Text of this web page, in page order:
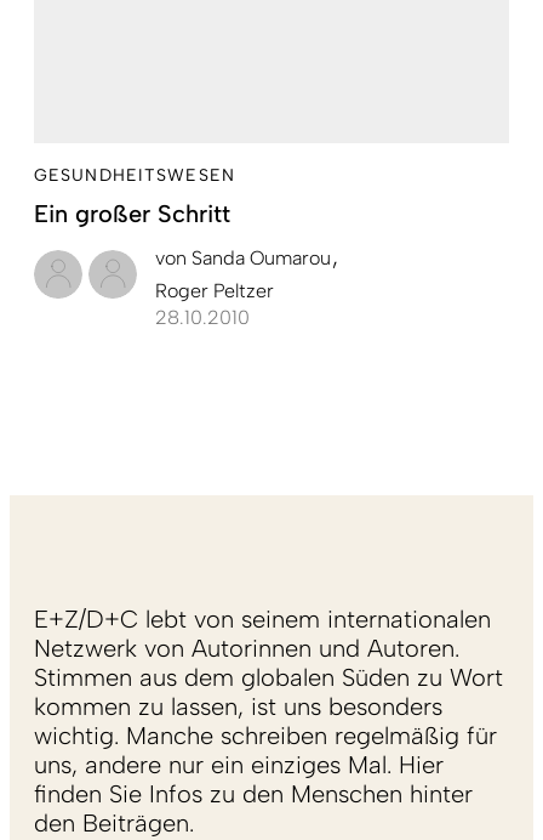
GESUNDHEITSWESEN
Ein großer Schritt
von Sanda Oumarou
Roger Peltzer
28.10.2010
E+Z/D+C lebt von seinem internationalen
Netzwerk von Autorinnen und Autoren.
Stimmen aus dem globalen Süden zu Wort
kommen zu lassen, ist uns besonders
wichtig. Manche schreiben regelmäßig für
uns, andere nur ein einziges Mal. Hier
finden Sie Infos zu den Menschen hinter
den Beiträgen.